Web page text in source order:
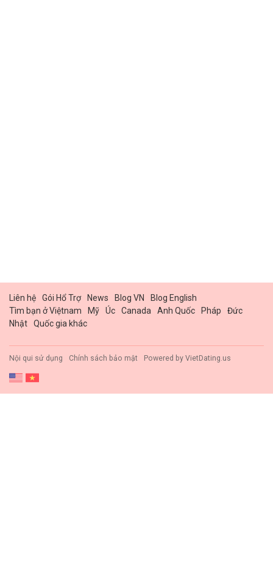
Liên hệ Gói Hổ Trợ News Blog VN
Blog English
Tìm bạn ở Việtnam
Mỹ Úc Canada Anh Quốc Pháp
Đức
Nhật
Quốc gia khác
Nội qui sử dụng Chính sách bảo mật Powered by VietDating.us